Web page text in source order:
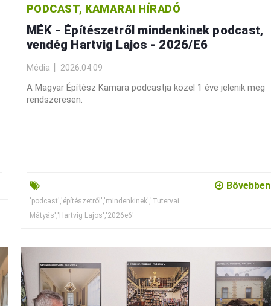
PODCAST, KAMARAI HÍRADÓ
MÉK - Építészetről mindenkinek podcast,
vendég Hartvig Lajos - 2026/E6
Média 2026.04.09
A Magyar Építész Kamara podcastja közel 1 éve jelenik meg
rendszeresen.
'podcast','építészetről','mindenkinek','Tutervai
Mátyás','Hartvig Lajos','2026e6'
Bővebben